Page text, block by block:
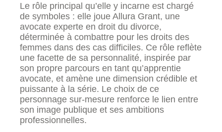
Le rôle principal qu’elle y incarne est chargé
de symboles : elle joue Allura Grant, une
avocate experte en droit du divorce,
déterminée à combattre pour les droits des
femmes dans des cas difficiles. Ce rôle reflète
une facette de sa personnalité, inspirée par
son propre parcours en tant qu’apprentie
avocate, et amène une dimension crédible et
puissante à la série. Le choix de ce
personnage sur-mesure renforce le lien entre
son image publique et ses ambitions
professionnelles.